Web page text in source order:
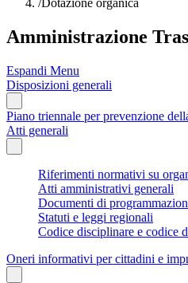
/Dotazione organica
Amministrazione
Espandi Menu
Disposizioni generali
Piano triennale per prevenzione
Atti generali
Riferimenti normativi su
Atti amministrativi generali
Documenti di
Statuti e leggi regionali
Codice disciplinare e codice
Oneri informativi per cittadini e